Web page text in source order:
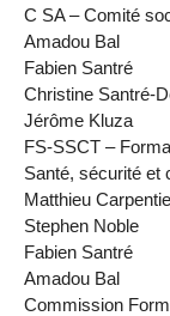
C SA – Comité
Amadou Bal
Fabien Santré
Christine Santré-
Jérôme Kluza
FS-SSCT –
Santé, sécurité et
Matthieu
Stephen Noble
Fabien Santré
Amadou Bal
Commission